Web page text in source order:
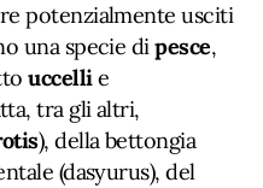
potenzialmente usciti
una specie dipesce,
uccellie
tra gli altri,
), della bettongia
(dasyurus), del